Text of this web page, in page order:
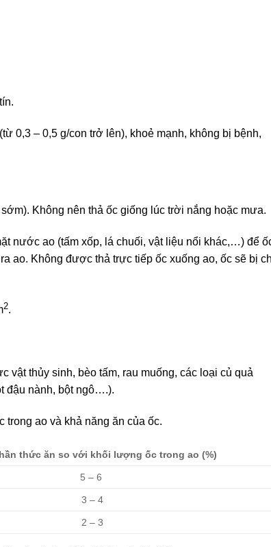
0,3 – 0,5 g/con trở lên), khoẻ mạnh, không bị bệnh,
Không nên thả ốc giống lúc trời nắng hoặc mưa.
nước ao (tấm xốp, lá chuối, vật liệu nổi khác,…) để
ao. Không được thả trực tiếp ốc xuống ao, ốc sẽ bị
2.
vật thủy sinh, bèo tấm, rau muống, các loại củ quả
đậu nành, bột ngô….).
ao và khả năng ăn của ốc.
thức ăn so với khối lượng ốc trong ao (%)
5 – 6
3 – 4
2 – 3